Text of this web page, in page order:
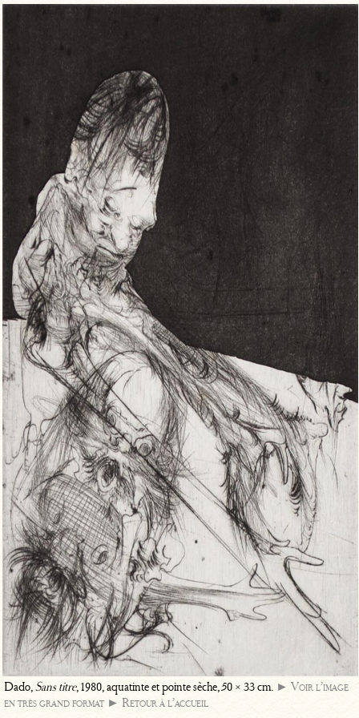
Dado,Sans titre, 1980, aquatinte et pointe sèche, 50 × 33 cm. ► Voir l’image
en très grand format ► Retour à l’accueil